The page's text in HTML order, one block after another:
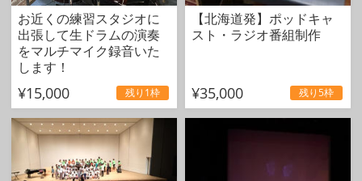
お近くの練習スタジオに
出張して生ドラムの演奏
をマルチマイク録音いた
します！
¥15,000 残り1枠
【北海道発】ポッドキャ
スト・ラジオ番組制作
¥35,000 残り5枠